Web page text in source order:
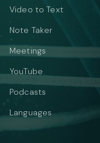
Video to Text
Note Taker
Meetings
YouTube
Podcasts
Languages